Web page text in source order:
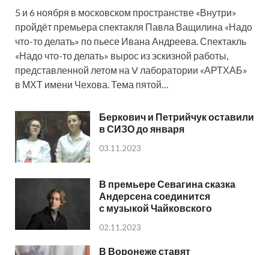
5 и 6 ноября в московском пространстве «Внутри»
пройдёт премьера спектакля Павла Ващилина «Надо
что-то делать» по пьесе Ивана Андреева. Спектакль
«Надо что-то делать» вырос из эскизной работы,
представленной летом на V лаборатории «АРТХАБ»
в МХТ имени Чехова. Тема пятой…
Беркович и Петрийчук оставили
в СИЗО до января
03.11.2023
В премьере Севагина сказка
Андерсена соединится
с музыкой Чайковского
02.11.2023
В Воронеже ставят